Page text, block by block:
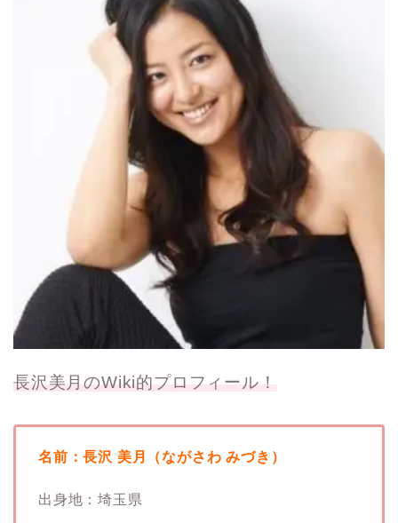
長沢美月のWiki的プロフィール！
名前：長沢 美月（ながさわ みづき）
出身地：埼玉県